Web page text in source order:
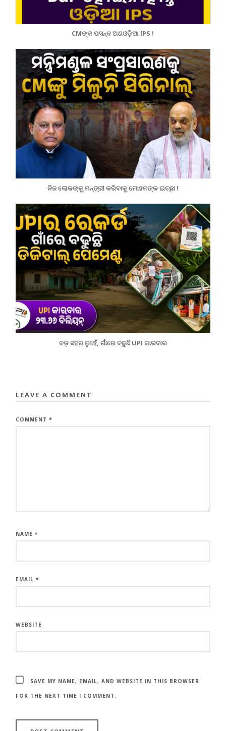
CMଙ୍କ ପସନ୍ଦ ଅଣଓଡ଼ିଆ IPS !
ନିଜ ଲୋକଙ୍କୁ ମନ୍ତ୍ରୀ କରିବାକୁ ମୋହନଙ୍କ ଇଚ୍ଛା !
ବଡ଼ ସହର ନୁହେଁ, ଗାଁରେ ବଢୁଛି UPI କାରବାର
LEAVE A COMMENT
COMMENT*
NAME*
EMAIL*
WEBSITE
SAVE MY NAME, EMAIL, AND WEBSITE IN THIS BROWSER
FOR THE NEXT TIME I COMMENT.